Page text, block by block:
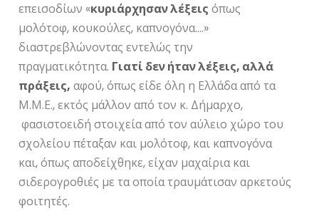
επεισοδίων «κυριάρχησαν λέξεις όπως
μολότοφ, κουκούλες, καπνογόνα….»
διαστρεβλώνοντας εντελώς την
πραγματικότητα. Γιατί δεν ήταν λέξεις, αλλά
πράξεις, αφού, όπως είδε όλη η Ελλάδα από τα
Μ.Μ.Ε., εκτός μάλλον από τον κ. Δήμαρχο,
φασιστοειδή στοιχεία από τον αύλειο χώρο του
σχολείου πέταξαν και μολότοφ, και καπνογόνα
και, όπως αποδείχθηκε, είχαν μαχαίρια και
σιδερογροθιές με τα οποία τραυμάτισαν αρκετούς
φοιτητές.